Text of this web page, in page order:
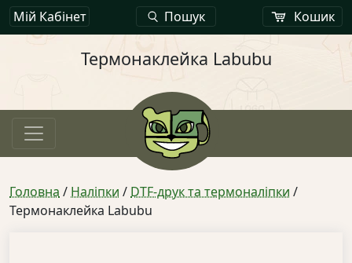
Мій Кабінет Пошук Кошик
Термонаклейка Labubu
Головна / Наліпки / DTF-друк та термоналіпки /
Термонаклейка Labubu